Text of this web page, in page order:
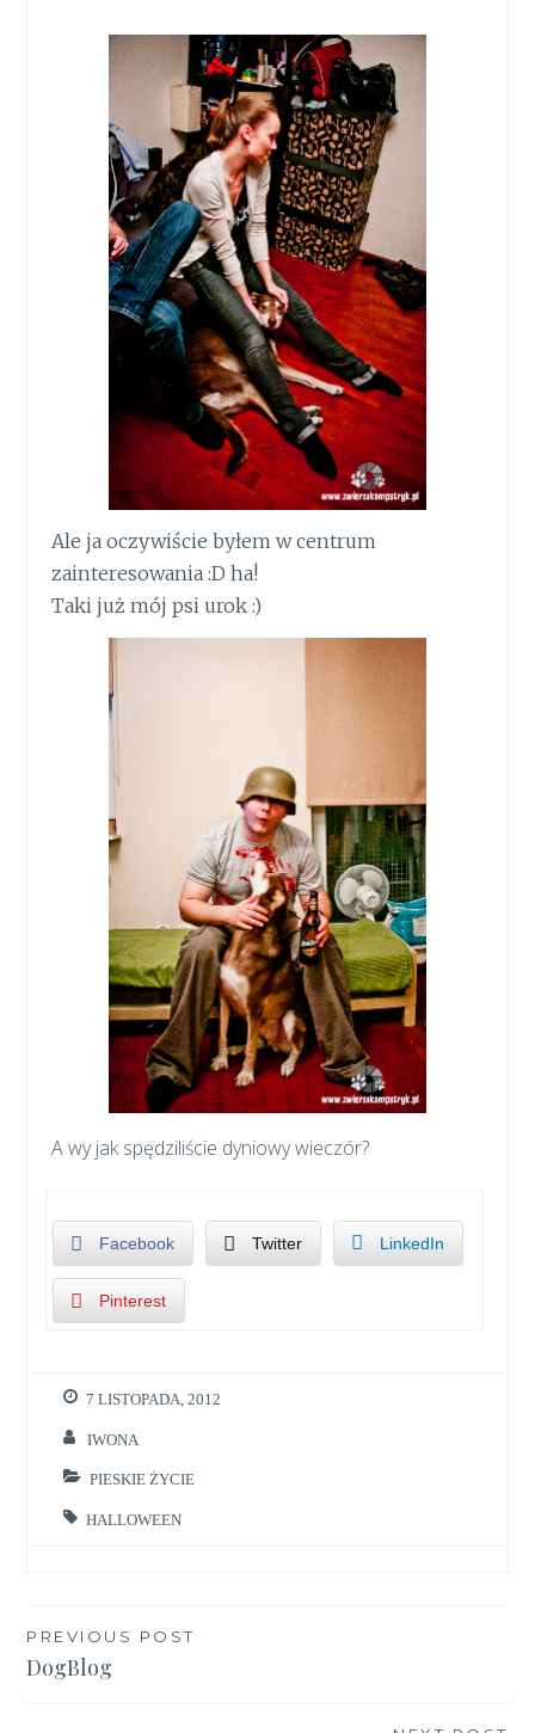
Ale ja oczywiście byłem w centrum
zainteresowania :D ha!
Taki już mój psi urok :)
A wy jak spędziliście dyniowy wieczór?
Facebook Twitter LinkedIn
Pinterest
7 LISTOPADA, 2012
IWONA
PIESKIE ŻYCIE
HALLOWEEN
Nawigacja
wpisu
PREVIOUS POST
DogBlog